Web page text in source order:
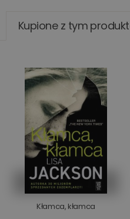
Kupione z tym
Kłamca, kłamca